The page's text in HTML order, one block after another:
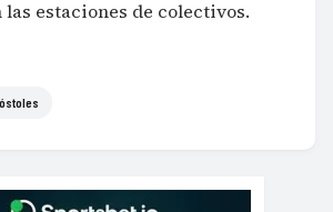
estaciones de colectivos.